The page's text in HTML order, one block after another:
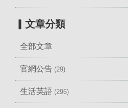
▎文章分類
全部文章
官網公告 (29)
生活英語 (296)